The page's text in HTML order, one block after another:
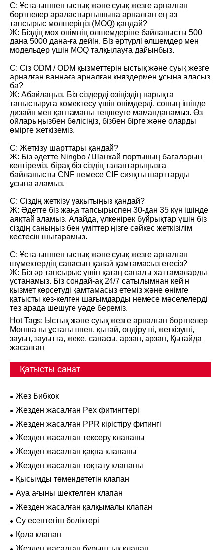
С: Ұстағышпен ыстық және суық жезге арналған
бөртпелер араластырғышына арналған ең аз
тапсырыс мөлшеріңіз (MOQ) қандай?
Ж: Біздің мох өнімнің өлшемдеріне байланысты 500
дана 5000 дана-ға дейін. Біз әртүрлі өлшемдер мен
модельдер үшін MOQ талқылауға дайынбыз.
С: Сіз ODM / ODM қызметтерін ыстық және суық жезге
арналған ваннаға арналған княздермен ұсына аласыз
ба?
Ж: Абайлаңыз. Біз сіздерді өзіңіздің нарықта
таныстыруға көмектесу үшін өнімдерді, соның ішінде
дизайн мен қаптаманы теңшеуге маманданамыз. Өз
ойларыңызбен бөлісіңіз, бізбен бірге және оларды
өмірге жеткіземіз.
С: Жеткізу шарттары қандай?
Ж: Біз әдетте Ningbo / Шанхай портының бағаларын
келтіреміз, бірақ біз сіздің талаптарыңызға
байланысты CNF немесе CIF сияқты шарттарды
ұсына аламыз.
С: Сіздің жеткізу уақытыңыз қандай?
Ж: Әдетте біз жаңа тапсырыспен 30-дан 35 күн ішінде
аяқтай аламыз. Алайда, үлкенірек бұйрықтар үшін біз
сіздің саныңыз бен үміттеріңізге сәйкес жеткізілім
кестесін шығарамыз.
С: Ұстағышпен ыстық және суық жезге арналған
шүмектердің сапасын қалай қамтамасыз етесіз?
Ж: Біз әр тапсырыс үшін қатаң сапалы хаттамаларды
ұстанамыз. Біз сондай-ақ 24/7 сатылымнан кейін
қызмет көрсетуді қамтамасыз етеміз және өнімге
қатысты кез-келген шағымдарды немесе мәселелерді
тез арада шешуге уәде береміз.
Hot Tags: Ыстық және суық жезге арналған бөртпелер
Моншаны ұстағышпен, қытай, өндіруші, жеткізуші,
зауыт, зауытта, жеке, сапасы, арзан, арзан, Қытайда
жасалған
Қатысты санат
Жез Бибкок
Жезден жасалған Pex фитингтері
Жезден жасалған PPR кірістіру фитингі
Жезден жасалған тексеру клапаны
Жезден жасалған қақпа клапаны
Жезден жасалған тоқтату клапаны
Қысымды төмендететін клапан
Ауа ағыны шектелген клапан
Жезден жасалған қалқымалы клапан
Су есептегіш бөліктері
Қола клапан